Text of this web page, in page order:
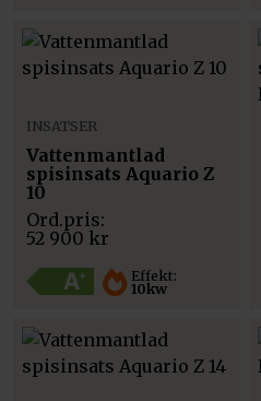
Effekt:
10kw
INSATSER
Vattenmantlad
spisinsats Aquario Z
10
52 900 kr